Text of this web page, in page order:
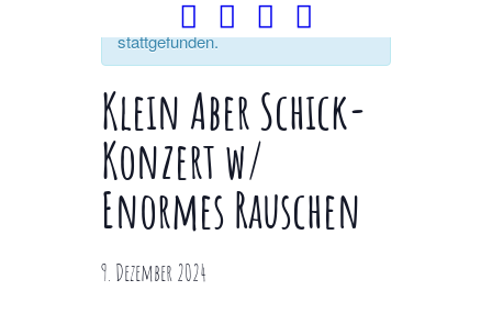
Diese Veranstaltung hat bereits
stattgefunden.
Klein Aber Schick-
Konzert w/
Enormes Rauschen
9. Dezember 2024